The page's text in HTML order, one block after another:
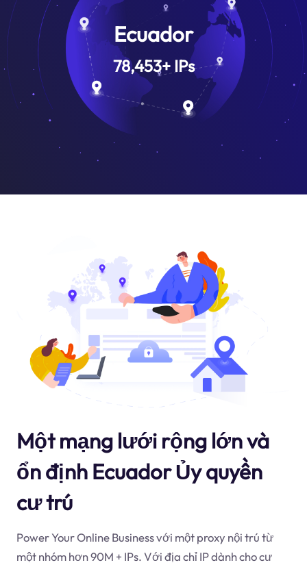
Ecuador
78,453+IPs
Một mạng lưới rộng lớn và
ổn định Ecuador Ủy quyền
cư trú
Power Your Online Business với một proxy nội trú từ
một nhóm hơn 90M + IPs. Với địa chỉ IP dành cho cư